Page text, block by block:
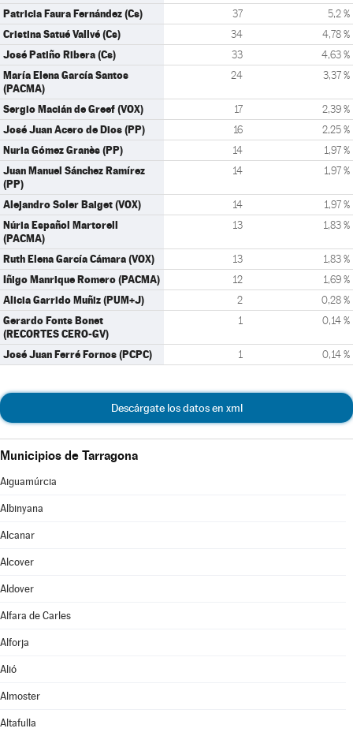
Patricia Faura Fernández (Cs) 37 5,2 %
Cristina Satué Vallvé (Cs) 34 4,78 %
José Patiño Ribera (Cs) 33 4,63 %
María Elena García Santos
(PACMA)
24 3,37 %
Sergio Macián de Greef (VOX) 17 2,39 %
José Juan Acero de Dios (PP) 16 2,25 %
Nuria Gómez Granès (PP) 14 1,97 %
Juan Manuel Sánchez Ramírez
(PP)
14 1,97 %
Alejandro Soler Baiget (VOX) 14 1,97 %
Núria Español Martorell
(PACMA)
13 1,83 %
Ruth Elena García Cámara (VOX) 13 1,83 %
Iñigo Manrique Romero (PACMA) 12 1,69 %
Alicia Garrido Muñiz (PUM+J) 2 0,28 %
Gerardo Fonts Bonet
(RECORTES CERO-GV)
1 0,14 %
José Juan Ferré Fornos (PCPC) 1 0,14 %
Descárgate los datos en xml
Municipios de Tarragona
Aiguamúrcia
Albinyana
Alcanar
Alcover
Aldover
Alfara de Carles
Alforja
Alió
Almoster
Altafulla